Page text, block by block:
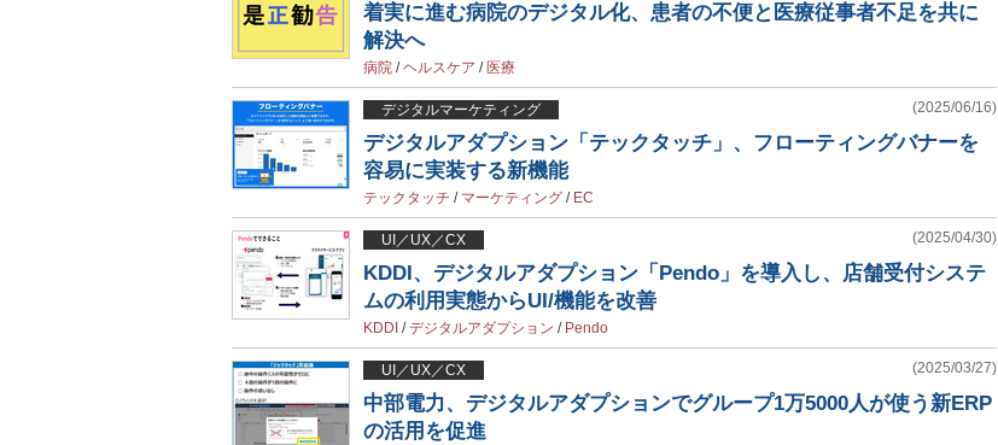
着実に進む病院のデジタル化、患者の不便と医療従事者不足を共に
解決へ
病院 /ヘルスケア / 医療
デジタルマーケティング (2025/06/16)
デジタルアダプション「テックタッチ」、フローティングバナーを
容易に実装する新機能
テックタッチ / マーケティング / EC
UI／UX／CX (2025/04/30)
KDDI、デジタルアダプション「Pendo」を導入し、店舗受付システ
ムの利用実態からUI/機能を改善
KDDI /デジタルアダプション / Pendo
UI／UX／CX (2025/03/27)
中部電力、デジタルアダプションでグループ1万5000人が使う新ERP
の活用を促進